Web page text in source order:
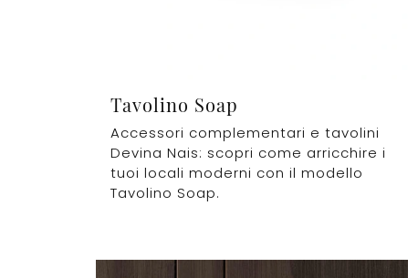
Tavolino Soap
Accessori complementari e tavolini
Devina Nais: scopri come arricchire i
tuoi locali moderni con il modello
Tavolino Soap.